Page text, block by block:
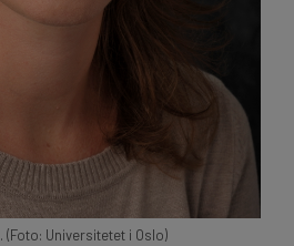
(Foto: Universitetet i Oslo)